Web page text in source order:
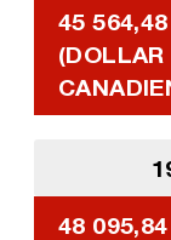
45
(DOLLAR
48